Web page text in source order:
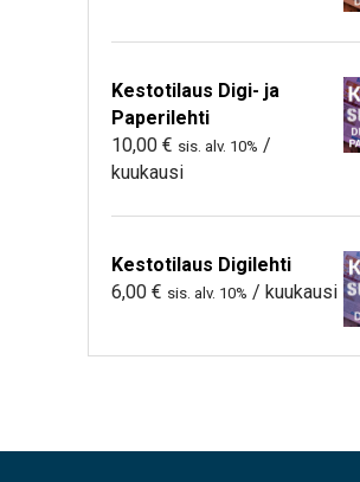
Kestotilaus Digi- ja
Paperilehti
10,00 € sis. alv. 10% /
kuukausi
Kestotilaus Digilehti
6,00 € sis. alv. 10% / kuukausi